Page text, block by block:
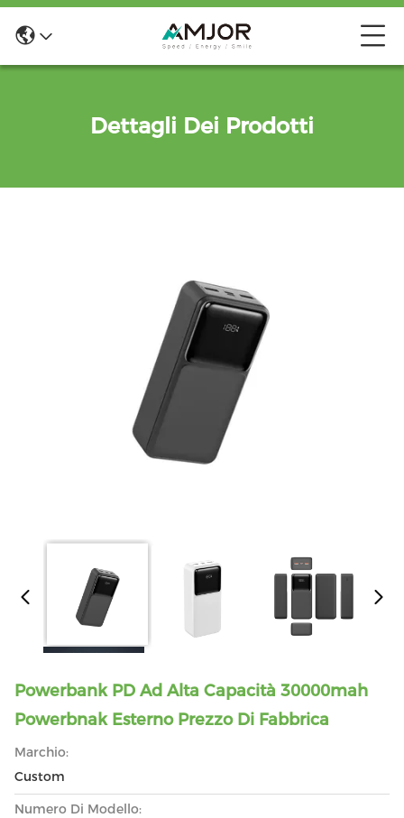
Dettagli Dei Prodotti
Powerbank PD Ad Alta Capacità 30000mah
Powerbnak Esterno Prezzo Di Fabbrica
Marchio:
Custom
Numero Di Modello: